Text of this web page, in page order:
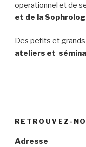
operationnel et de
et de la
Des petits et grands
ateliers et
RETROUVEZ-
Adresse